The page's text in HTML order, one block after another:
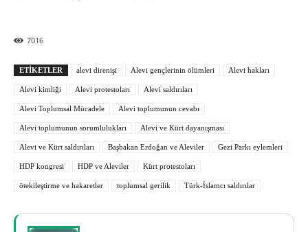
7016
ETIKETLER alevi direnişi Alevi gençlerinin ölümleri Alevi hakları
Alevi kimliği Alevi protestoları Alevi saldırıları
Alevi Toplumsal Mücadele Alevi toplumunun cevabı
Alevi toplumunun sorumlulukları Alevi ve Kürt dayanışması
Alevi ve Kürt saldırıları Başbakan Erdoğan ve Aleviler Gezi Parkı eylemleri
HDP kongresi HDP ve Aleviler Kürt protestoları
ötekileştirme ve hakaretler toplumsal gerilik Türk-İslamcı saldırılar